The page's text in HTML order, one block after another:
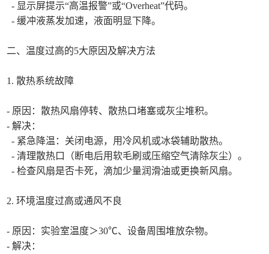
- 显示屏提示“高温报警”或“Overheat”代码。
- 缓冲液蒸发加速，液面明显下降。
二、温度过高的5大原因及解决方法
1. 散热系统故障
- 原因：散热风扇停转、散热口堵塞或灰尘堆积。
- 解决：
- 紧急降温：关闭电源，用冷风机或冰袋辅助散热。
- 清理散热口（断电后用软毛刷或压缩空气清除灰尘）。
- 检查风扇是否卡死，滴加少量润滑油或更换新风扇。
2. 环境温度过高或通风不良
- 原因：实验室温度＞30℃、设备周围堆放杂物。
- 解决：